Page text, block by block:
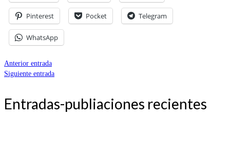
Pinterest Pocket Telegram
WhatsApp
Anterior entrada
Siguiente entrada
Entradas-publiaciones recientes